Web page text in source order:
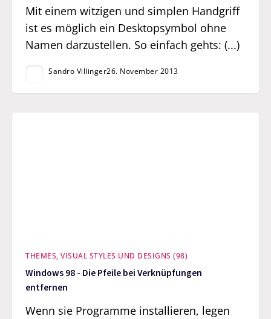
Mit einem witzigen und simplen Handgriff
ist es möglich ein Desktopsymbol ohne
Namen darzustellen. So einfach gehts: (...)
Sandro Villinger26. November 2013
THEMES, VISUAL STYLES UND DESIGNS (98)
Windows 98 - Die Pfeile bei Verknüpfungen
entfernen
Wenn sie Programme installieren, legen